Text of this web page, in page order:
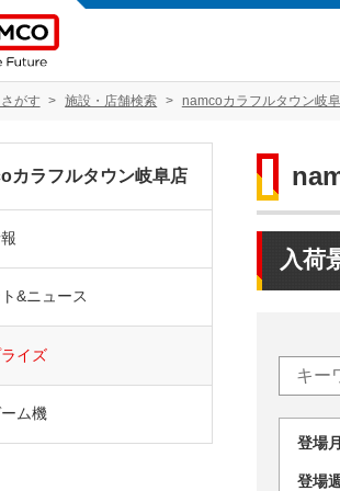
がす 施設・店舗検索 namcoカラフルタウン岐
入荷
登
登
カラフルタウン岐阜店
&ニュース
イズ
ム機